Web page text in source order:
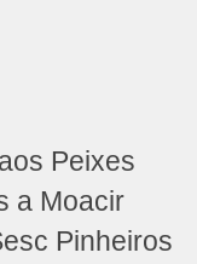
Peixes
a Moacir
Pinheiros